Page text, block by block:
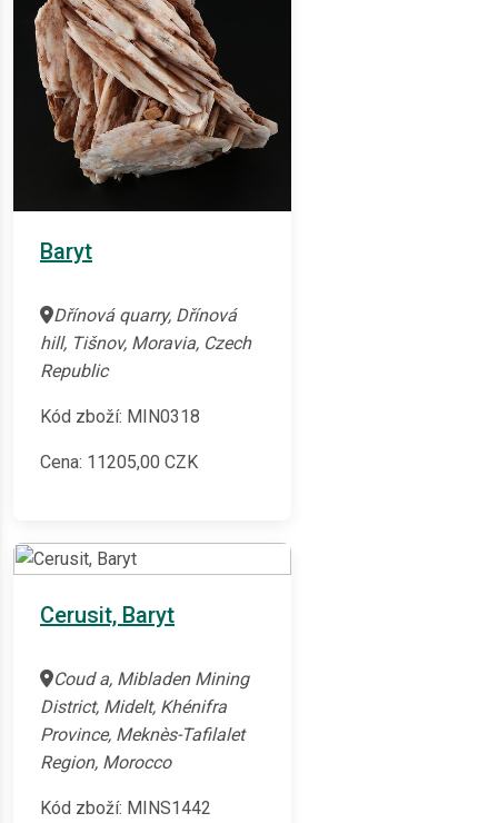
Baryt
Dřínová quarry, Dřínová
hill, Tišnov, Moravia, Czech
Republic
Kód zboží: MIN0318
Cena: 11205,00 CZK
Cerusit, Baryt
Coud a, Mibladen Mining
District, Midelt, Khénifra
Province, Meknès-Tafilalet
Region, Morocco
Kód zboží: MINS1442